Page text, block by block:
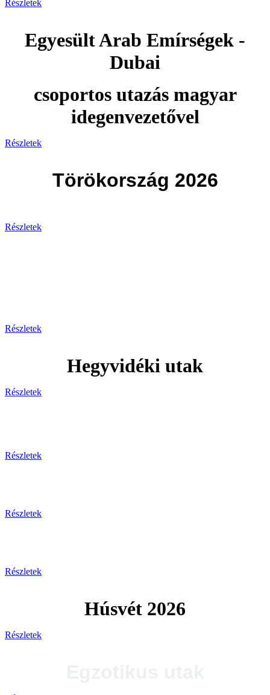
Részletek
Egyesült Arab Emírségek -
Dubai
csoportos utazás magyar
idegenvezetővel
Részletek
Törökország 2026
Részletek
Részletek
Hegyvidéki utak
Részletek
Részletek
Részletek
Részletek
Húsvét 2026
Részletek